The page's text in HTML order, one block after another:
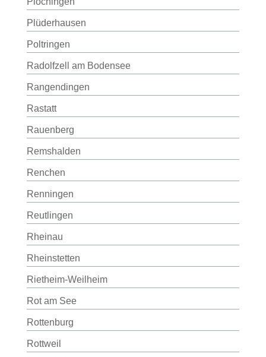
Plüderhausen
Poltringen
Radolfzell am Bodensee
Rangendingen
Rastatt
Rauenberg
Remshalden
Renchen
Renningen
Reutlingen
Rheinau
Rheinstetten
Rietheim-Weilheim
Rot am See
Rottenburg
Rottweil